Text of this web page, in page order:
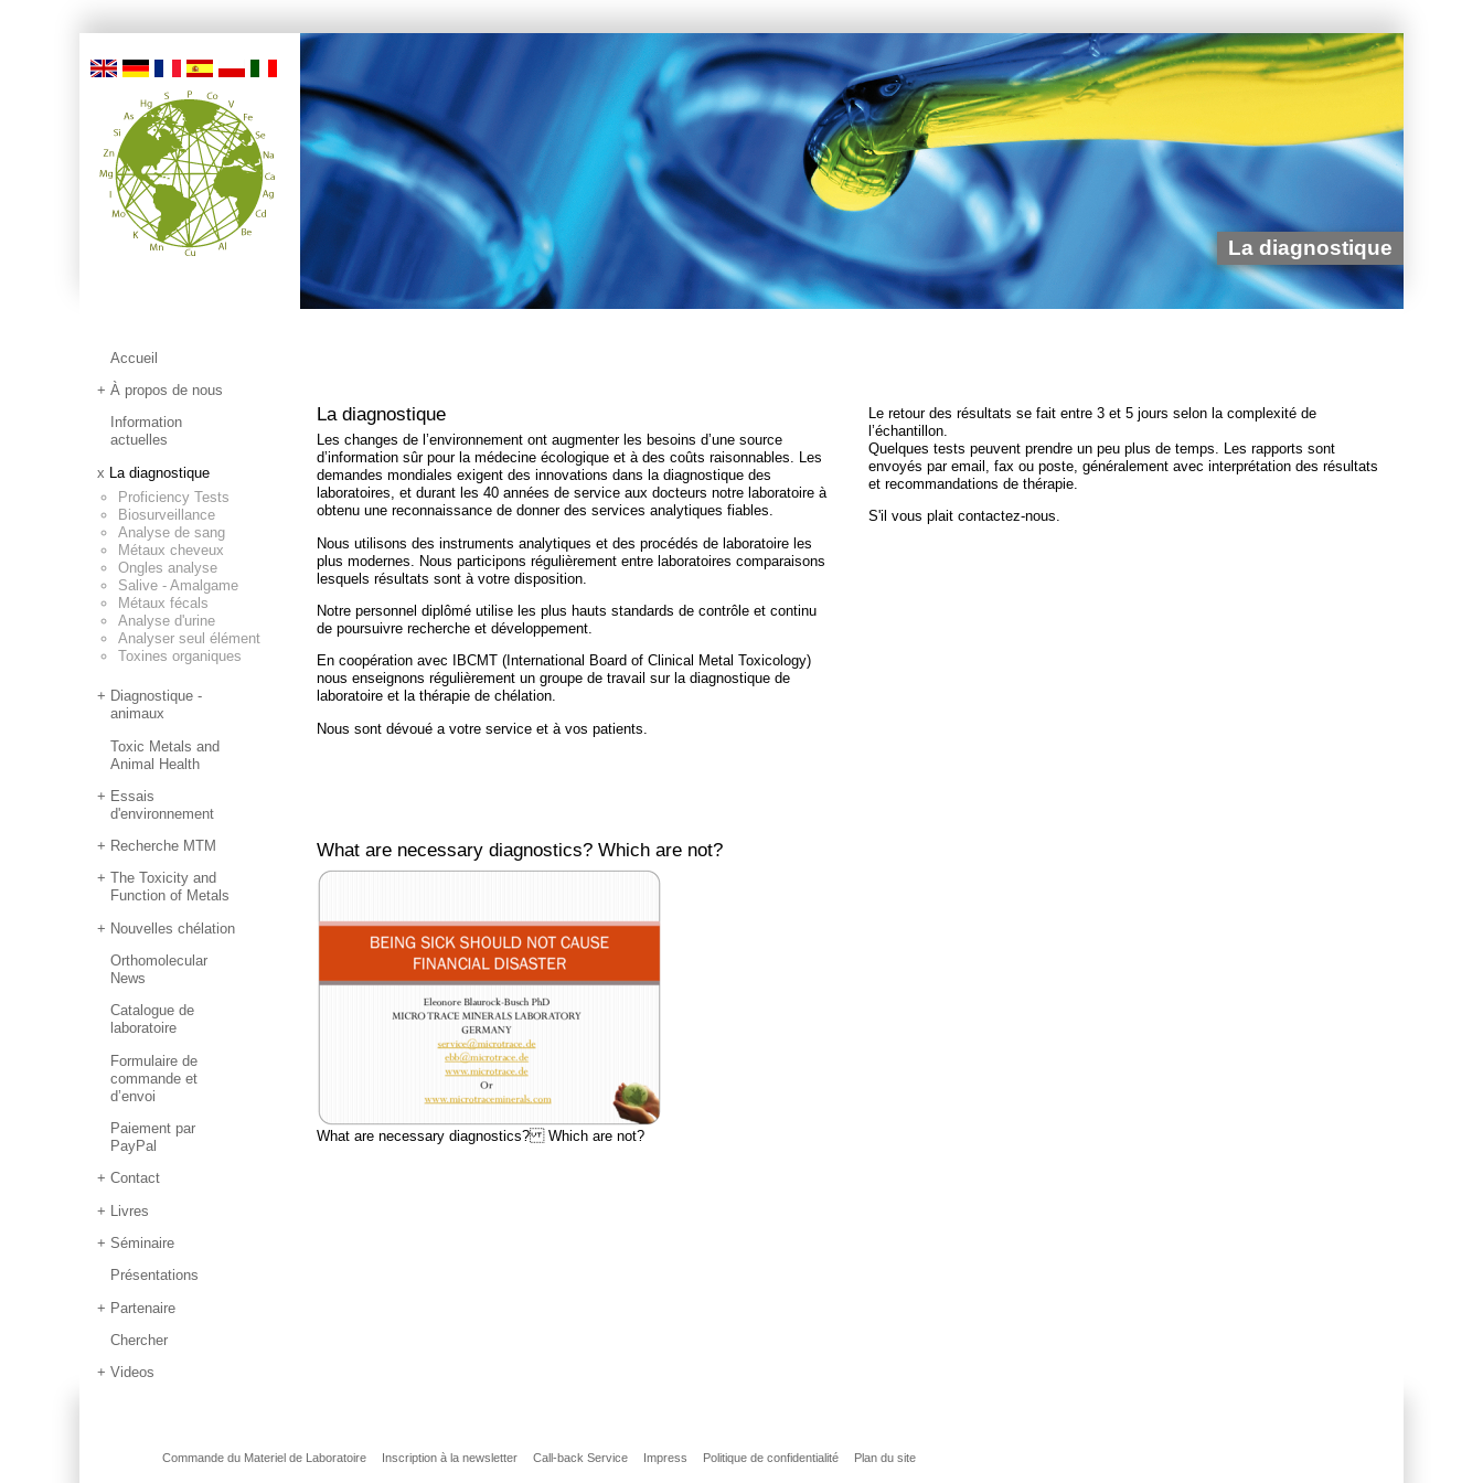
La diagnostique
Accueil
À propos de nous
Information
actuelles
La diagnostique
Proficiency Tests
Biosurveillance
Analyse de sang
Métaux cheveux
Ongles analyse
Salive - Amalgame
Métaux fécals
Analyse d'urine
Analyser seul élément
Toxines organiques
Diagnostique -
animaux
Toxic Metals and
Animal Health
Essais
d'environnement
Recherche MTM
The Toxicity and
Function of Metals
Nouvelles chélation
Orthomolecular
News
Catalogue de
laboratoire
Formulaire de
commande et
d’envoi
Paiement par
PayPal
Contact
Livres
Séminaire
Présentations
Partenaire
Chercher
Videos
La diagnostique
Les changes de l’environnement ont augmenter les besoins d’une source
d’information sûr pour la médecine écologique et à des coûts raisonnables. Les
demandes mondiales exigent des innovations dans la diagnostique des
laboratoires, et durant les 40 années de service aux docteurs notre laboratoire à
obtenu une reconnaissance de donner des services analytiques fiables.
Nous utilisons des instruments analytiques et des procédés de laboratoire les
plus modernes. Nous participons régulièrement entre laboratoires comparaisons
lesquels résultats sont à votre disposition.
Notre personnel diplômé utilise les plus hauts standards de contrôle et continu
de poursuivre recherche et développement.
En coopération avec IBCMT (International Board of Clinical Metal Toxicology)
nous enseignons régulièrement un groupe de travail sur la diagnostique de
laboratoire et la thérapie de chélation.
Nous sont dévoué a votre service et à vos patients.
What are necessary diagnostics? Which are not?
What are necessary diagnostics? Which are not?
Le retour des résultats se fait entre 3 et 5 jours selon la complexité de
l’échantillon.
Quelques tests peuvent prendre un peu plus de temps. Les rapports sont
envoyés par email, fax ou poste, généralement avec interprétation des résultats
et recommandations de thérapie.
S'il vous plait contactez-nous.
Commande du Materiel de Laboratoire Inscription à la newsletter Call-back Service Impress Politique de confidentialité Plan du site